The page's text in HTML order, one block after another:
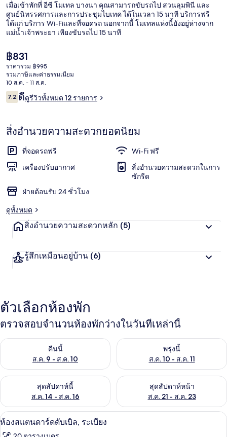
เมื่อเข้าพักที่ อีซี โมเทล บางนา คุณสามารถขับรถไป สวนลุมพินี และ
ศูนย์นิทรรศการและการประชุมไบเทค ได้ในเวลา 15 นาที บริการฟรี
ได้แก่ บริการ Wi-Fiและที่จอดรถ นอกจากนี้ โมเทลแห่งนี้ยังอยู่ห่างจาก
แม่น้ำเจ้าพระยา เพียงขับรถไป 15 นาที
ราคา
ปัจจุบัน
฿831
฿831
ราคารวม ฿995
รวมภาษีและค่าธรรมเนียม
10 ส.ค. - 11 ส.ค.
รีวิว
7.27.2 จาก 10
ดีดูรีวิวทั้งหมด 12 รายการ
สิ่งอำนวยความสะดวกยอดนิยม
ที่จอดรถฟรี
Wi-Fi ฟรี
เครื่องปรับอากาศ
สิ่งอำนวยความสะดวกในการ
ซักรีด
ฝ่ายต้อนรับ 24 ชั่วโมง
ดูทั้งหมด
สิ่งอำนวยความสะดวกหลัก (5)
รู้สึกเหมือนอยู่บ้าน (6)
ตัวเลือกห้องพัก
ตรวจสอบจำนวนห้องพักว่างในวันที่เหล่านี้
คืนนี้
ส.ค. 9 - ส.ค. 10
ตรวจสอบจำนวนห้องพักว่างในคืนนี้ ส.ค. 9 - ส.ค. 10
พรุ่งนี้
ส.ค. 10 - ส.ค. 11
ตรวจสอบจำนวนห้องพักว่างใน
สุดสัปดาห์นี้
ส.ค. 14 - ส.ค. 16
ตรวจสอบจำนวนห้องพักว่างในสุดสัปดาห์นี้ ส.ค. 14 - ส.ค. 16
สุดสัปดาห์หน้า
ส.ค. 21 - ส.ค. 23
ตรวจสอบจำนวนห้องพักว่างใน
เปิด
ภาพถ่าย
ห้องสแตนดาร์ดดับเบิล, ระเบียง | บริเ
13
ห้องสแตนดาร์ดดับเบิล, ระเบียง